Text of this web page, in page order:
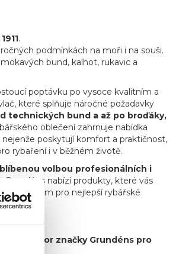
.
podmínkách na moři i na souši.
bund, kalhot, rukavic a
poptávku po vysoce kvalitním a
které splňuje náročné požadavky
technických bund a až po broďáky,
oblečení zahrnuje nabídka
poskytují komfort a praktičnost,
rybaření i v běžném životě.
volbou profesionálních i
nabízí produkty, které vás
pro nejlepší rybářské
distributor značky Grundéns pro